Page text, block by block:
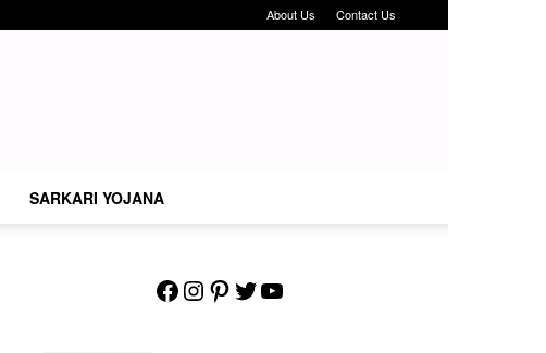
About Us Contact Us
SARKARI YOJANA
Facebook
Instagram
Pinterest
Twitter
YouTube